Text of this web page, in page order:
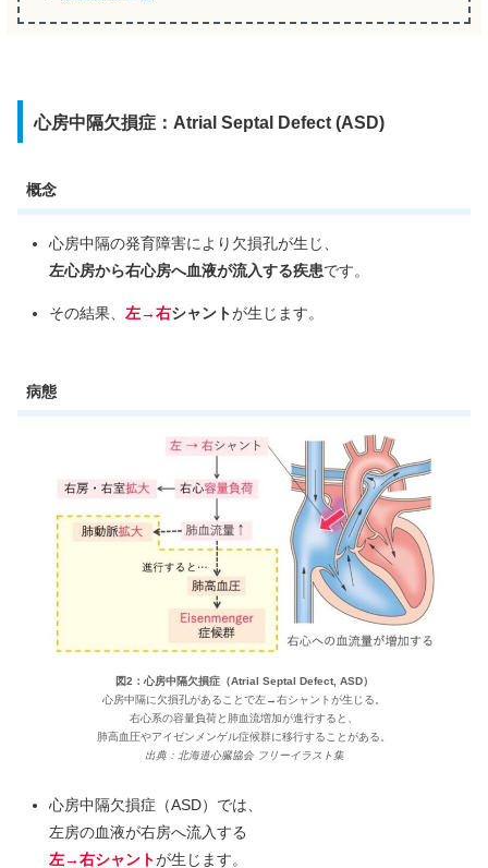
心房中隔欠損症：Atrial Septal Defect (ASD)
概念
心房中隔の発育障害により欠損孔が生じ、
左心房から右心房へ血液が流入する疾患です。
その結果、 左→右シャントが生じます。
病態
図2：心房中隔欠損症（Atrial Septal Defect, ASD）
心房中隔に欠損孔があることで左→右シャントが生じる。
右心系の容量負荷と肺血流増加が進行すると、
肺高血圧やアイゼンメンゲル症候群に移行することがある。
出典：北海道心臓協会 フリーイラスト集
心房中隔欠損症（ASD）では、
左房の血液が右房へ流入する
左→右シャントが生じます。